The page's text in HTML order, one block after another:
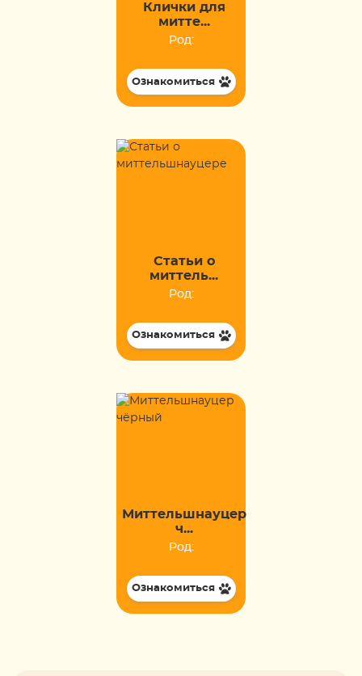
Клички для
митте...
Род:
Ознакомиться
Статьи о
миттель...
Род:
Ознакомиться
Миттельшнауцер
ч...
Род:
Ознакомиться